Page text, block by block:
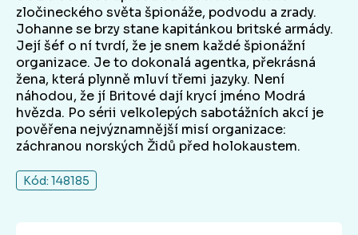
zločineckého světa špionáže, podvodu a zrady.
Johanne se brzy stane kapitánkou britské armády.
Její šéf o ní tvrdí, že je snem každé špionážní
organizace. Je to dokonalá agentka, překrásná
žena, která plynně mluví třemi jazyky. Není
náhodou, že jí Britové dají krycí jméno Modrá
hvězda. Po sérii velkolepých sabotážních akcí je
pověřena nejvýznamnější misí organizace:
záchranou norských Židů před holokaustem.
Kód: 148185